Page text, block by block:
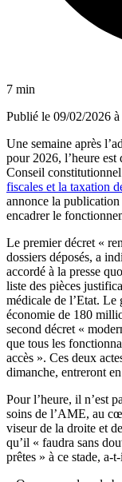
7 min
Publié le 09/02/2026 à
Une semaine après
pour 2026, l’heure est
Conseil constitutionnel
fiscales et la taxation
annonce la
encadrer le
Le premier décret «
dossiers déposés, a
accordé à la presse
liste des pièces
médicale de l’Etat. Le
économie de 180
second décret «
que tous les
accès ». Ces deux
dimanche, entreront
Pour l’heure, il n’est
soins de l’AME, au
viseur de la droite et
qu’il « faudra sans
prêtes » à ce stade, a-